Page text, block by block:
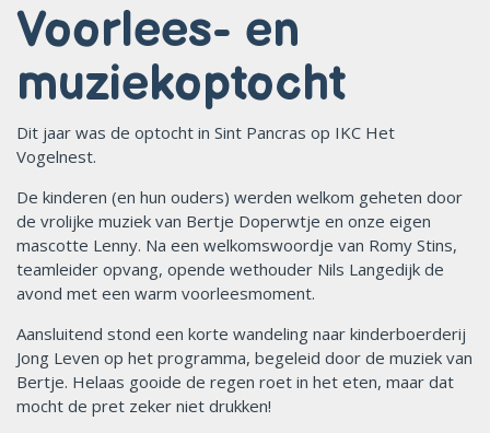
Over Allente
Opvang
Onderwijs
Aanmelden opvang
Werken bij ons
Contact
Voorlees- en
muziekoptocht
Dit jaar was de optocht in Sint Pancras op IKC Het
Vogelnest.
De kinderen (en hun ouders) werden welkom geheten door
de vrolijke muziek van Bertje Doperwtje en onze eigen
mascotte Lenny. Na een welkomswoordje van Romy Stins,
teamleider opvang, opende wethouder Nils Langedijk de
avond met een warm voorleesmoment.
Aansluitend stond een korte wandeling naar kinderboerderij
Jong Leven op het programma, begeleid door de muziek van
Bertje. Helaas gooide de regen roet in het eten, maar dat
mocht de pret zeker niet drukken!